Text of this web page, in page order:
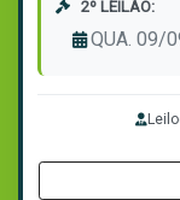
2º LEILÃO:
QUA. 09/